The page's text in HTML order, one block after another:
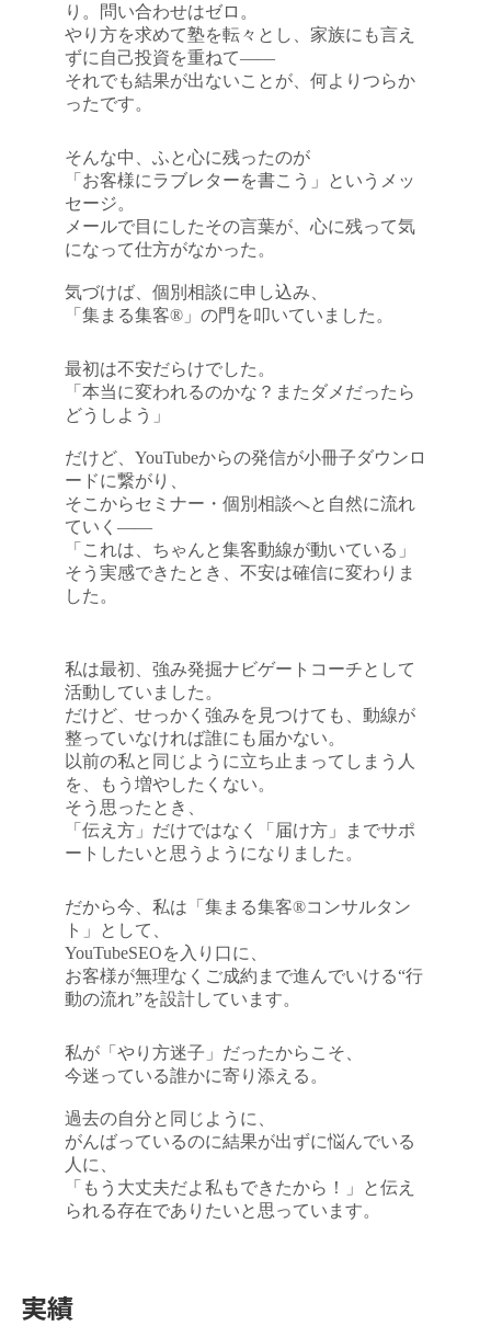
り。問い合わせはゼロ。
やり方を求めて塾を転々とし、家族にも言え
ずに自己投資を重ねて――
それでも結果が出ないことが、何よりつらか
ったです。
そんな中、ふと心に残ったのが
「お客様にラブレターを書こう」というメッ
セージ。
メールで目にしたその言葉が、心に残って気
になって仕方がなかった。
気づけば、個別相談に申し込み、
「集まる集客®」の門を叩いていました。
最初は不安だらけでした。
「本当に変われるのかな？またダメだったら
どうしよう」
だけど、YouTubeからの発信が小冊子ダウンロ
ードに繋がり、
そこからセミナー・個別相談へと自然に流れ
ていく――
「これは、ちゃんと集客動線が動いている」
そう実感できたとき、不安は確信に変わりま
した。
私は最初、強み発掘ナビゲートコーチとして
活動していました。
だけど、せっかく強みを見つけても、動線が
整っていなければ誰にも届かない。
以前の私と同じように立ち止まってしまう人
を、もう増やしたくない。
そう思ったとき、
「伝え方」だけではなく「届け方」までサポ
ートしたいと思うようになりました。
だから今、私は「集まる集客®コンサルタン
ト」として、
YouTubeSEOを入り口に、
お客様が無理なくご成約まで進んでいける“行
動の流れ”を設計しています。
私が「やり方迷子」だったからこそ、
今迷っている誰かに寄り添える。
過去の自分と同じように、
がんばっているのに結果が出ずに悩んでいる
人に、
「もう大丈夫だよ私もできたから！」と伝え
られる存在でありたいと思っています。
実績